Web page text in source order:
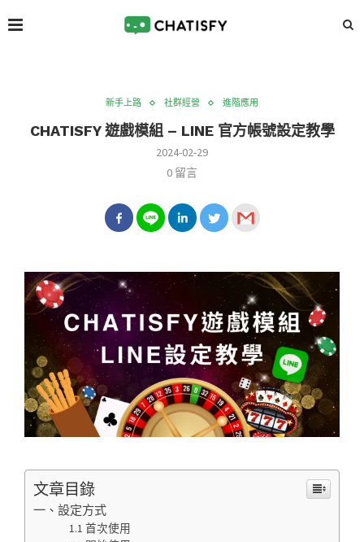
新手上路 社群經營 進階應用
CHATISFY 遊戲模組 – LINE 官方帳號設定教學
2024-02-29
0 留言
文章目錄
一、設定方式
1.1 首次使用